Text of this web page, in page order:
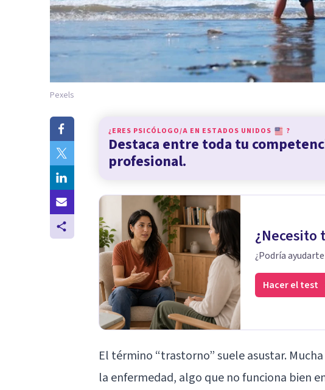
Pexels
¿ERES PSICÓLOGO/A EN ESTADOS UNIDOS ?
Destaca entre toda tu
profesional.
¿Necesito
¿Podría
Hacer el test
El término “trastorno” suele asustar.
la enfermedad, algo que no funciona bien